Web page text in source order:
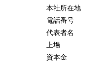
本社所在地
電話番号
代表者名
上場
資本金